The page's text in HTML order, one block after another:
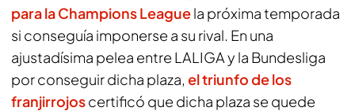
para la Champions Leaguela próxima temporada
si conseguía imponerse a su rival. En una
ajustadísima pelea entre LALIGA y la Bundesliga
por conseguir dicha plaza, el triunfo de los
franjirrojoscertificó que dicha plaza se quede